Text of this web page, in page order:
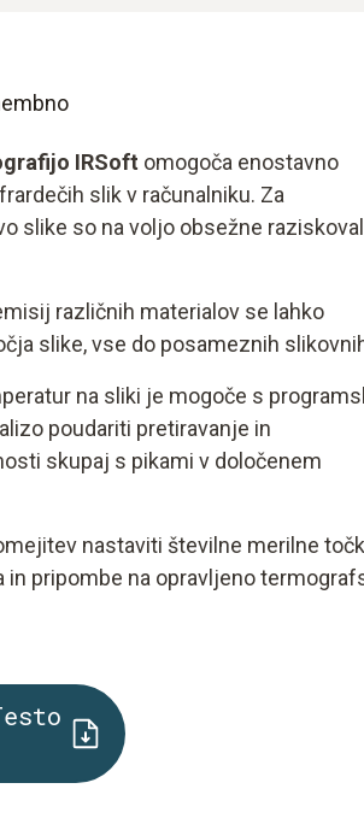
IRSoft omogoča enostavno
slik v računalniku. Za
slike so na voljo obsežne
različnih materialov se lahko
slike, vse do posameznih
na sliki je mogoče s
poudariti pretiravanje in
skupaj s pikami v določenem
nastaviti številne merilne
in pripombe na opravljeno